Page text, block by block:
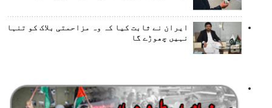
ایران نے ثابت کیا کہ وہ مزاحمتی بلاک کو تنہا
نہیں چھوڑے گا